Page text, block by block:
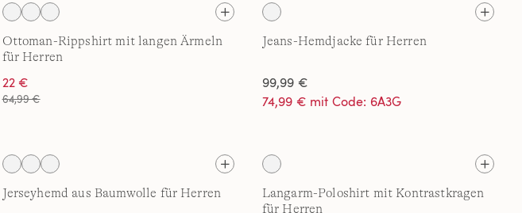
Ottoman-Rippshirt mit langen Ärmeln
für Herren
22 €
64,99 €
Jeans-Hemdjacke für Herren
99,99 €
74,99 € mit Code: 6A3G
Jerseyhemd aus Baumwolle für Herren
Langarm-Poloshirt mit Kontrastkragen
für Herren